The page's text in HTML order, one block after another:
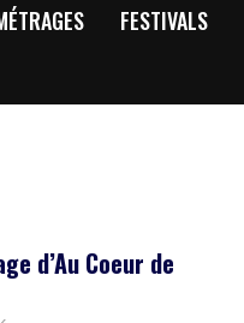
FESTIVALS
d’Au Coeur de